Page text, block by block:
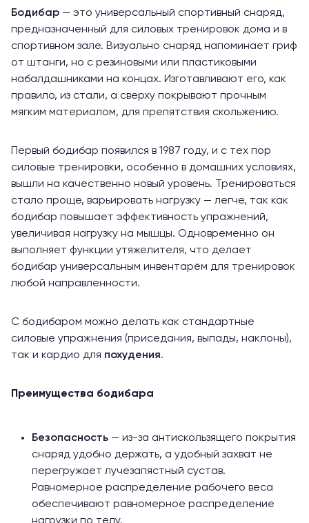
Бодибар — это универсальный спортивный снаряд,
предназначенный для силовых тренировок дома и в
спортивном зале. Визуально снаряд напоминает гриф
от штанги, но с резиновыми или пластиковыми
набалдашниками на концах. Изготавливают его, как
правило, из стали, а сверху покрывают прочным
мягким материалом, для препятствия скольжению.
Первый бодибар появился в 1987 году, и с тех пор
силовые тренировки, особенно в домашних условиях,
вышли на качественно новый уровень. Тренироваться
стало проще, варьировать нагрузку — легче, так как
бодибар повышает эффективность упражнений,
увеличивая нагрузку на мышцы. Одновременно он
выполняет функции утяжелителя, что делает
бодибар универсальным инвентарём для тренировок
любой направленности.
С бодибаром можно делать как стандартные
силовые упражнения (приседания, выпады, наклоны),
так и кардио для похудения.
Преимущества бодибара
Безопасность — из-за антискользящего покрытия
снаряд удобно держать, а удобный захват не
перегружает лучезапястный сустав.
Равномерное распределение рабочего веса
обеспечивают равномерное распределение